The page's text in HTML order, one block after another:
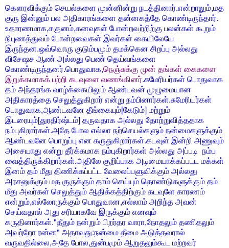
கௌரவிக்கும் செயல்களை முன்னின்று நடத்தினார்.என்றாலும்,மத
குரு இன்னும் பல அதிகாரங்களை தன்னகத்தே கொண்டிருந்தார்.
உதாரணமாக,சகுனம்,கனவுகள் போன்றவற்றிற்கு பலன்கள் கூறும்
நிபுணத்துவம் போன்றவைகள் இவர்கள் கையிலேயே
இருந்தன.ஒவ்வொரு குடும்பமும் தமக்கென சிறப்பு அல்லது
விசேஷச ஆண் அல்லது பெண் தெய்வங்களை
கொண்டிருந்தனர்.பொதுவாக,நெஞ்சுக்கு முன் தங்கள் கைகளை
இறுக்கமாகக் பற்றி கடவுளை வணங்கினர்.சுமேரியர்கள் பொதுவாக
தம் அந்தரங்க வாழ்க்கையிலும் ஆண்டவன் முழுமையான
அதிகாரத்தை செலுத்துகிறார் என்று நம்பினார்கள்.சுமேரியர்கள்
பொதுவாக,ஆண்டவனே தீங்கையும்[கேடும்] மற்றும்
இடரையும்[துரதிர்ஷ்டம்] தருவதாக அல்லது தோற்றுவித்ததாக
நம்புகிறார்கள்.அதே போல எல்லா நற்செயல்களும் நன்மைகளுக்கும்
ஆண்டவனே பொறுப்பு என கருதுகிறார்கள்.கடவுள் இன்றி அணுவும்
அசையாது என்று தீர்க்கமாக நம்புகிறார்கள் அல்லது அப்படி நம்ப
வைத்திருக்கிறார்கள்.அதிலே குறிப்பாக அடிமையாக்கப்படட மக்கள்
இனம் தம் மீது திணிக்கப்பட்ட வேலைப்பளுவிக்கும் அல்லது
அரசனுக்கும் மத குருக்கும் தாம் செய்யும் தொண்டுகளுக்கும் தம்
மீது அவர்கள் செலுத்தும் ஆதிக்கத்திற்கும் கடவுளே காரணம்
என்றும்,எல்லோருக்கும் பொதுவான,எல்லாம் அறிந்த அவன்
செய்வதால் அது சரியாகவே இருக்கும் எனவும்
கருதினார்கள்."தீதும் நன்றும் பிறர்தர வாரா,நோதலும் தணிதலும்
அவற்றோ ரன்ன" அதாவது:நன்மை தீமை அடுத்தவரால்
வருவதில்லை,அதே போல,துன்பமும் ஆறுதலும்கூட மற்றவர்